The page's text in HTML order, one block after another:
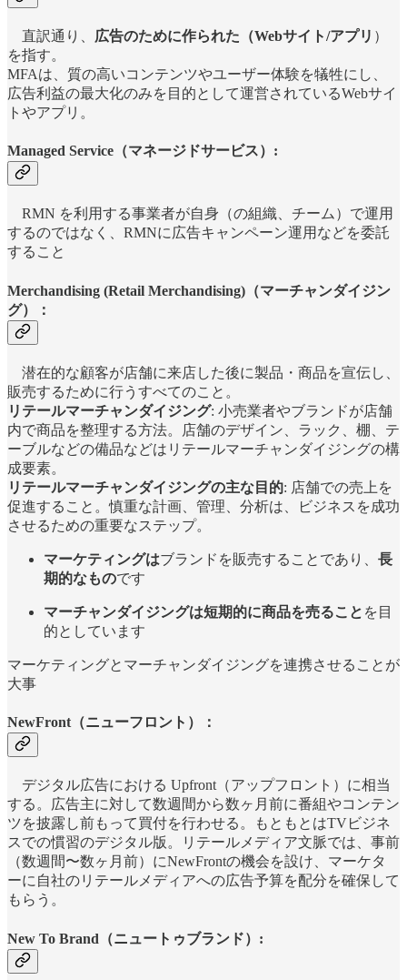
直訳通り、 広告のために作られた（Webサイト/アプリ ）
を指す。
MFAは、質の高いコンテンツやユーザー体験を犠牲にし、
広告利益の最大化のみを目的として運営されているWebサイ
トやアプリ。
Managed Service（マネージドサービス）:
RMN を利用する事業者が自身（の組織、チーム）で運用
するのではなく、RMNに広告キャンペーン運用などを委託
すること
Merchandising (Retail Merchandising)（マーチャンダイジン
グ）：
潜在的な顧客が店舗に来店した後に製品・商品を宣伝し、
販売するために行うすべてのこと。
リテールマーチャンダイジング: 小売業者やブランドが店舗
内で商品を整理する方法。店舗のデザイン、ラック、棚、テ
ーブルなどの備品などはリテールマーチャンダイジングの構
成要素。
リテールマーチャンダイジングの主な目的: 店舗での売上を
促進すること。慎重な計画、管理、分析は、ビジネスを成功
させるための重要なステップ。
マーケティングはブランドを販売することであり、 長
期的なものです
マーチャンダイジングは短期的に商品を売ること を目
的としています
マーケティングとマーチャンダイジングを連携させることが
大事
NewFront（ニューフロント）：
デジタル広告における Upfront（アップフロント）に相当
する。広告主に対して数週間から数ヶ月前に番組やコンテン
ツを披露し前もって買付を行わせる。もともとはTVビジネ
スでの慣習のデジタル版。リテールメディア文脈では、事前
（数週間〜数ヶ月前）にNewFrontの機会を設け、マーケタ
ーに自社のリテールメディアへの広告予算を配分を確保して
もらう。
New To Brand（ニュートゥブランド）: